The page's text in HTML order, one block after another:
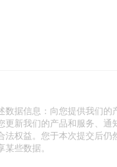
数据信息：向您提供我们的
更新我们的产品和服务、通
法权益。您于本次提交后仍
某些数据。